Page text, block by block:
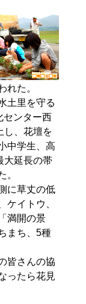
れた。
土里を守る
センター西
し、花壇を
中学生、高
大延長の帯
。
に草丈の低
ケイトウ、
満開の景
まち、5種
皆さんの協
ったら花見